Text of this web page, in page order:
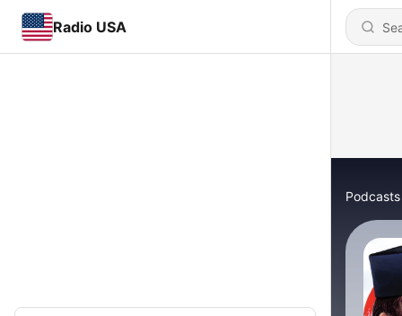
Radio USA
Podcasts